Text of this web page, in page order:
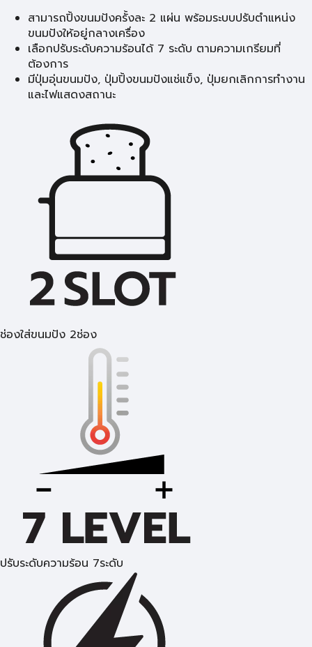
สามารถปิ้งขนมปังครั้งละ 2 แผ่น พร้อมระบบปรับตำแหน่ง
ขนมปังให้อยู่กลางเครื่อง
เลือกปรับระดับความร้อนได้ 7 ระดับ ตามความเกรียมที่
ต้องการ
มีปุ่มอุ่นขนมปัง, ปุ่มปิ้งขนมปังแช่แข็ง, ปุ่มยกเลิกการทำงาน
และไฟแสดงสถานะ
ช่องใส่ขนมปัง 2ช่อง
ปรับระดับความร้อน 7ระดับ